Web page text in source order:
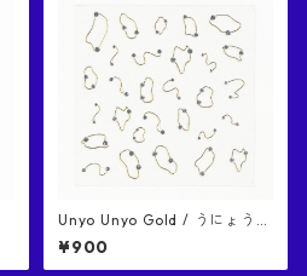
Unyo Unyo Gold / うにょうに
ょ ゴールド ネイルシール
¥900